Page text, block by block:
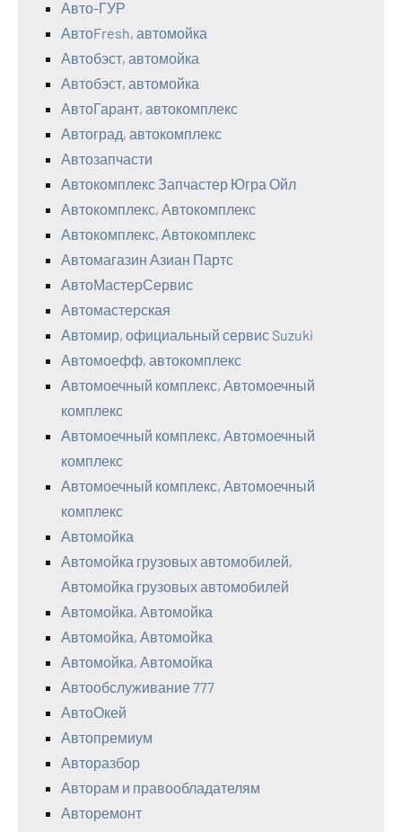
Авто-ГУР
АвтоFresh, автомойка
Автобэст, автомойка
Автобэст, автомойка
АвтоГарант, автокомплекс
Автоград, автокомплекс
Автозапчасти
Автокомплекс Запчастер Югра Ойл
Автокомплекс, Автокомплекс
Автокомплекс, Автокомплекс
Автомагазин Азиан Партс
АвтоМастерСервис
Автомастерская
Автомир, официальный сервис Suzuki
Автомоефф, автокомплекс
Автомоечный комплекс, Автомоечный
комплекс
Автомоечный комплекс, Автомоечный
комплекс
Автомоечный комплекс, Автомоечный
комплекс
Автомойка
Автомойка грузовых автомобилей,
Автомойка грузовых автомобилей
Автомойка, Автомойка
Автомойка, Автомойка
Автомойка, Автомойка
Автообслуживание 777
АвтоОкей
Автопремиум
Авторазбор
Авторам и правообладателям
Авторемонт